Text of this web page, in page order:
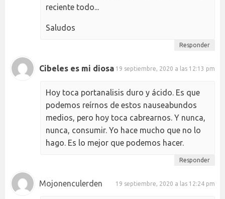
reciente todo...
Saludos
Responder
Cibeles es mi diosa 19 septiembre, 2020 a las 12:13 pm
Hoy toca portanalisis duro y ácido. Es que
podemos reírnos de estos nauseabundos
medios, pero hoy toca cabrearnos. Y nunca,
nunca, consumir. Yo hace mucho que no lo
hago. Es lo mejor que podemos hacer.
Responder
Mojonenculerden 19 septiembre, 2020 a las 12:24 pm